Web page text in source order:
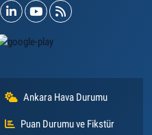
Ankara Hava Durumu
Puan Durumu ve Fikstür